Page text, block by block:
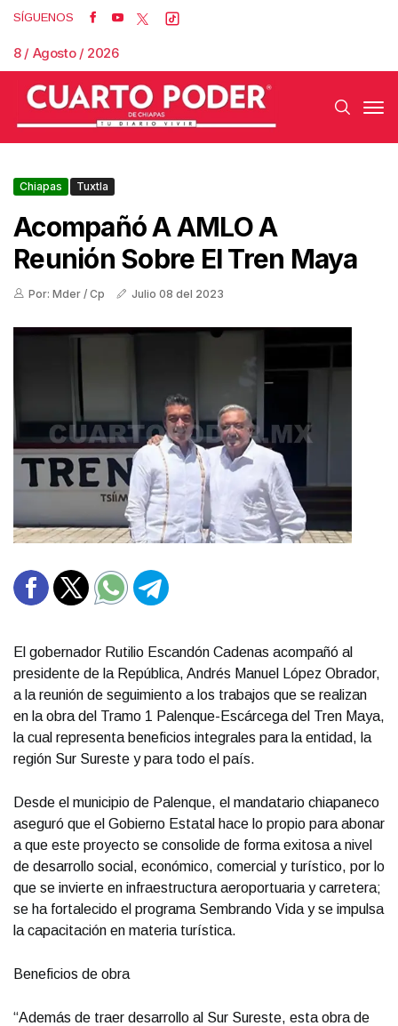
SÍGUENOS
8 / Agosto / 2026
Chiapas Tuxtla
Acompañó A AMLO A
Reunión Sobre El Tren Maya
Por: Mder / Cp Julio 08 del 2023
El gobernador Rutilio Escandón Cadenas acompañó al
presidente de la República, Andrés Manuel López Obrador,
a la reunión de seguimiento a los trabajos que se realizan
en la obra del Tramo 1 Palenque-Escárcega del Tren Maya,
la cual representa beneficios integrales para la entidad, la
región Sur Sureste y para todo el país.
Desde el municipio de Palenque, el mandatario chiapaneco
aseguró que el Gobierno Estatal hace lo propio para abonar
a que este proyecto se consolide de forma exitosa a nivel
de desarrollo social, económico, comercial y turístico, por lo
que se invierte en infraestructura aeroportuaria y carretera;
se ha fortalecido el programa Sembrando Vida y se impulsa
la capacitación en materia turística.
Beneficios de obra
“Además de traer desarrollo al Sur Sureste, esta obra de